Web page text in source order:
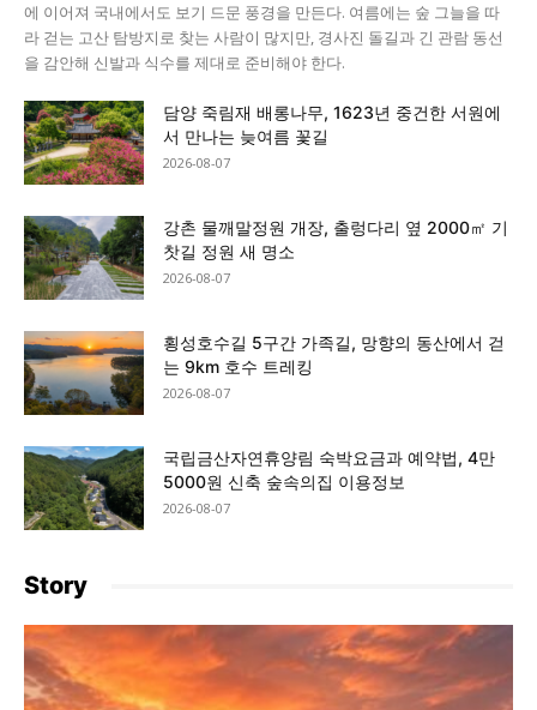
에 이어져 국내에서도 보기 드문 풍경을 만든다. 여름에는 숲 그늘을 따
라 걷는 고산 탐방지로 찾는 사람이 많지만, 경사진 돌길과 긴 관람 동선
을 감안해 신발과 식수를 제대로 준비해야 한다.
담양 죽림재 배롱나무, 1623년 중건한 서원에
서 만나는 늦여름 꽃길
2026-08-07
강촌 물깨말정원 개장, 출렁다리 옆 2000㎡ 기
찻길 정원 새 명소
2026-08-07
횡성호수길 5구간 가족길, 망향의 동산에서 걷
는 9km 호수 트레킹
2026-08-07
국립금산자연휴양림 숙박요금과 예약법, 4만
5000원 신축 숲속의집 이용정보
2026-08-07
Story